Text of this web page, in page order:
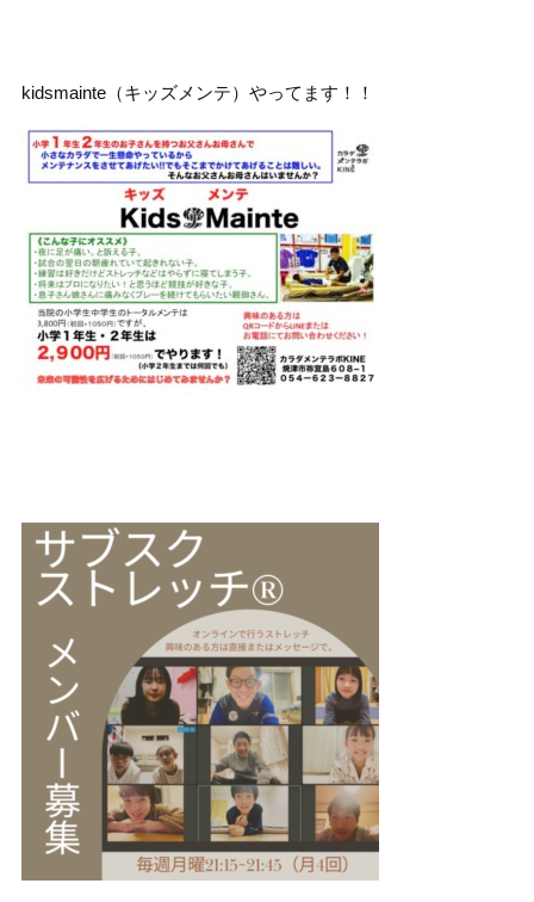
kidsmainte（キッズメンテ）やってます！！